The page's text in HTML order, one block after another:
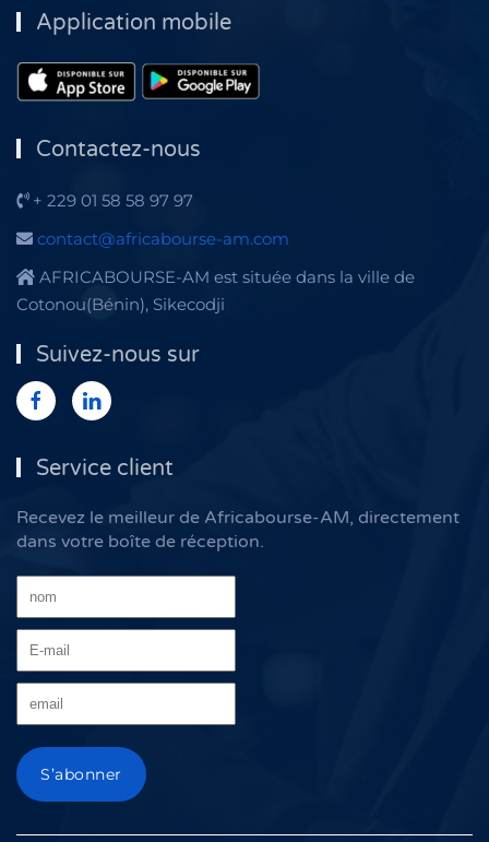
Application mobile
Contactez-nous
+ 229 01 58 58 97 97
contact@africabourse-am.com
AFRICABOURSE-AM est située dans la ville de
Cotonou(Bénin), Sikecodji
Suivez-nous sur
Service client
Recevez le meilleur de Africabourse-AM, directement
dans votre boîte de réception.